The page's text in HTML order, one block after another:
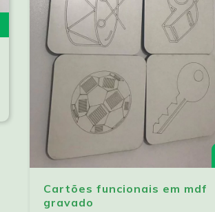
Cartões funcionais em mdf
gravado